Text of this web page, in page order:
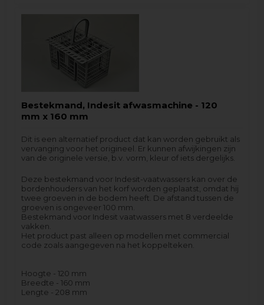
Bestekmand, Indesit afwasmachine - 120
mm x 160 mm
Dit is een alternatief product dat kan worden gebruikt als
vervanging voor het origineel. Er kunnen afwijkingen zijn
van de originele versie, b.v. vorm, kleur of iets dergelijks.
Deze bestekmand voor Indesit-vaatwassers kan over de
bordenhouders van het korf worden geplaatst, omdat hij
twee groeven in de bodem heeft. De afstand tussen de
groeven is ongeveer 100 mm.
Bestekmand voor Indesit vaatwassers met 8 verdeelde
vakken.
Het product past alleen op modellen met commercial
code zoals aangegeven na het koppelteken.
Hoogte - 120 mm
Breedte - 160 mm
Lengte - 208 mm